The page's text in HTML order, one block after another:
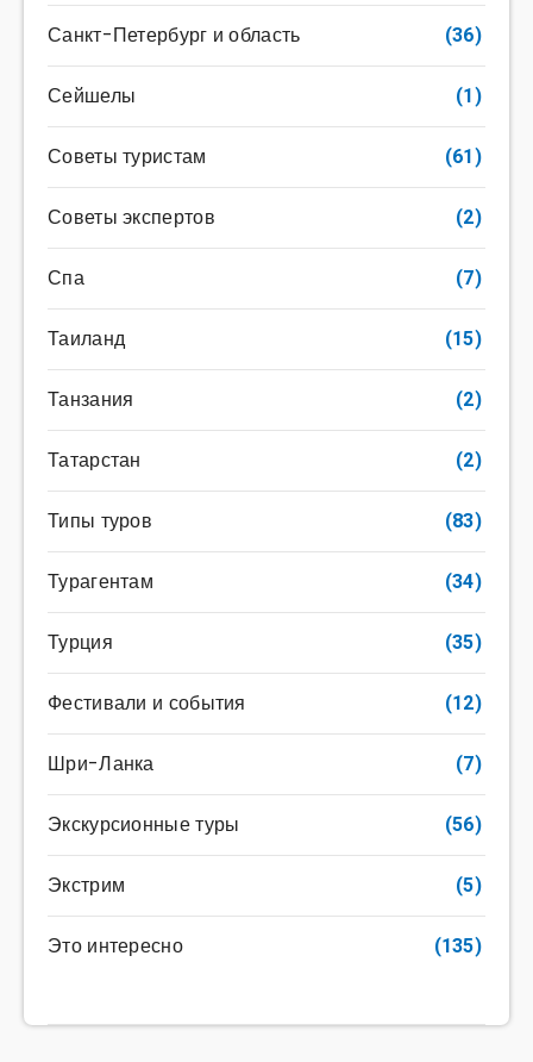
Санкт-Петербург и область (36)
Сейшелы (1)
Советы туристам (61)
Советы экспертов (2)
Спа (7)
Таиланд (15)
Танзания (2)
Татарстан (2)
Типы туров (83)
Турагентам (34)
Турция (35)
Фестивали и события (12)
Шри-Ланка (7)
Экскурсионные туры (56)
Экстрим (5)
Это интересно (135)